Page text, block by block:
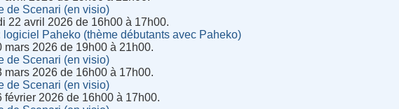
de Scenari (en visio)
22 avril 2026 de 16h00 à 17h00.
logiciel Paheko (thème débutants avec Paheko)
mars 2026 de 19h00 à 21h00.
de Scenari (en visio)
mars 2026 de 16h00 à 17h00.
de Scenari (en visio)
février 2026 de 16h00 à 17h00.